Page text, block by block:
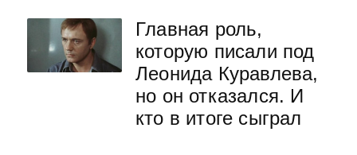
Главная роль,
которую писали под
Леонида Куравлева,
но он отказался. И
кто в итоге сыграл